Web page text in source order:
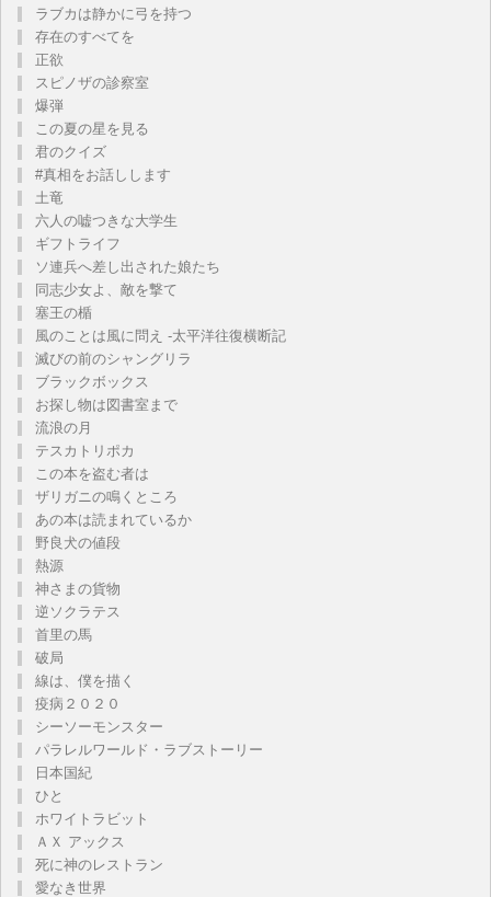
ラブカは静かに弓を持つ
存在のすべてを
正欲
スピノザの診察室
爆弾
この夏の星を見る
君のクイズ
#真相をお話しします
土竜
六人の嘘つきな大学生
ギフトライフ
ソ連兵へ差し出された娘たち
同志少女よ、敵を撃て
塞王の楯
風のことは風に問え -太平洋往復横断記
滅びの前のシャングリラ
ブラックボックス
お探し物は図書室まで
流浪の月
テスカトリポカ
この本を盗む者は
ザリガニの鳴くところ
あの本は読まれているか
野良犬の値段
熱源
神さまの貨物
逆ソクラテス
首里の馬
破局
線は、僕を描く
疫病２０２０
シーソーモンスター
パラレルワールド・ラブストーリー
日本国紀
ひと
ホワイトラビット
ＡＸ アックス
死に神のレストラン
愛なき世界